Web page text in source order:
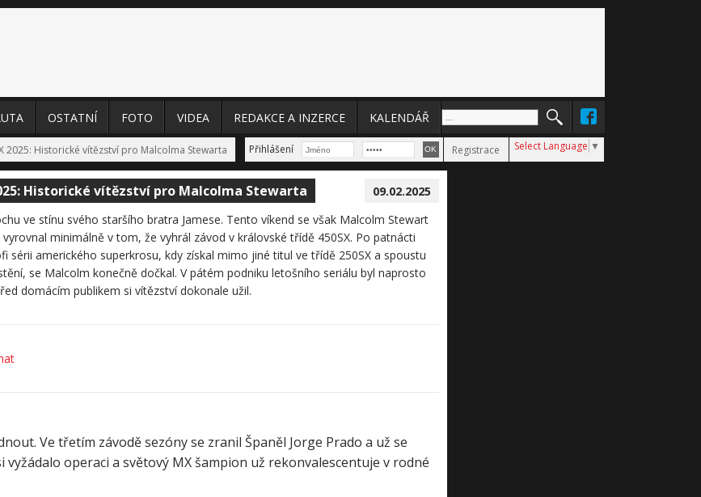
OSTATNÍ FOTO VIDEA REDAKCE A INZERCE KALENDÁŘ
2025: Historické vítězství pro Malcolma Stewarta Přihlášení Registrace Select Language ▼
Historické vítězství pro Malcolma Stewarta
09.02.2025
ve stínu svého staršího bratra Jamese. Tento víkend se však Malcolm Stewart
minimálně v tom, že vyhrál závod v královské třídě 450SX. Po patnácti
sérii amerického superkrosu, kdy získal mimo jiné titul ve třídě 250SX a spoustu
se Malcolm konečně dočkal. V pátém podniku letošního seriálu byl naprosto
domácím publikem si vítězství dokonale užil.
Ve třetím závodě sezóny se zranil Španěl Jorge Prado a už se
operaci a světový MX šampion už rekonvalescentuje v rodné